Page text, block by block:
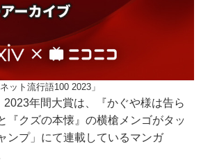
ネット流行語100 2023」
2023年間大賞は、『かぐや様は告ら
『クズの本懐』の横槍メンゴがタッ
ンプ」にて連載しているマンガ